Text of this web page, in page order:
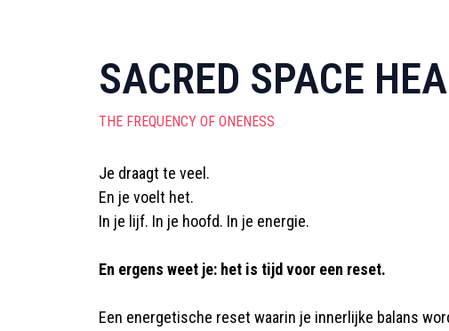
SACRED SPACE
THE FREQUENCY OF ONENESS
Je draagt te veel.
En je voelt het.
In je lijf. In je hoofd. In je energie.
En ergens weet je: het is tijd voor een reset.
Een energetische reset waarin je innerlijke balans